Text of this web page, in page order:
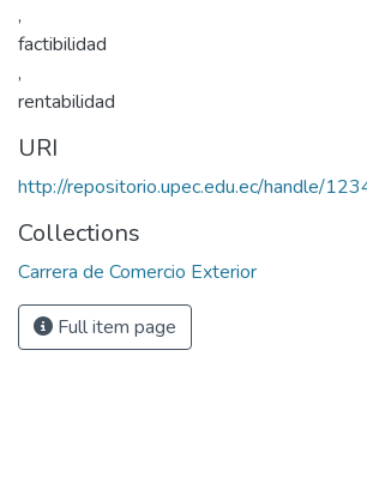
,
factibilidad
,
rentabilidad
URI
http://repositorio.upec.edu.ec/handle/
Collections
Carrera de Comercio Exterior
Full item page